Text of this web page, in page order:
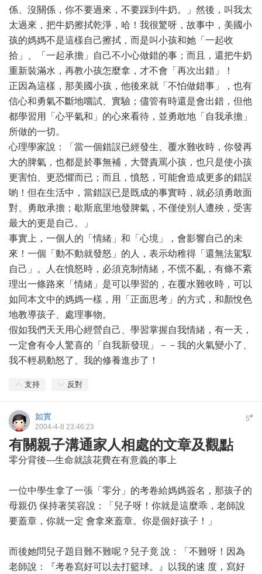
係、沒關係，你不要過來，不要踩到牛奶。」然後，叫我太
太過來，把牛奶擦拭乾淨，哈！我很驚呀，故事中，美國小
孩的媽媽不是這樣自己擦拭，而是叫小孩和她「一起收
拾」、「一起承擔」自己不小心做錯的事；而且，還把牛奶
重新裝滿水，再教小孩怎麼拿，才不會「再次出錯」！
正因為這樣，那美國小孩，他後來就「不怕做錯事」，也有
信心和勇氣不斷地嚐試、實驗；儘管有時還是會出錯，但他
都學習用「心平氣和」的心來看待，並勇敢地「自我承擔」
所做的一切。
心理學家說：「當一個錯誤已經發生、覆水難收時，你發再
大的脾氣，也都是於事無補，大聲責罵小孩，也只是使小孩
更害怕、更恐懼而已；而且，憤怒，可能會造成更多的錯誤
喲！但在生活中，當錯誤已是既成的事實時，就必須勇敢面
對、勇敢承擔；歇斯底里地發脾氣，不僅使別人遭殃，受害
最大的更是自己。」
事實上，一個人的「情緒」和「心境」，會影響自己的未
來！一個「動不動就發怒」的人，表示幼稚得「還無法駕馭
自己」。人在憤怒時，必須克制情緒，不慌不亂，有條不紊
理出一條路來「情緒」是可以學習的，在覆水難收時，可以
如同本文中的媽媽一樣，用「正面思考」的方式，和顏悅色
地教導孩子、處理事物。
假如我們天天用心經營自己、學習掌握自我情緒，有一天，
一定會有令人驚喜的「自我新發現」－－我的火氣變小了、
我不輕易動怒了、我的修養進步了！
支持 反對
5#
如實
2004-4-8 23:46:23
有關親子溝通家人相處的文章及觀點
零分背後---生命就該花費在有意義的事上
一位中學生拿了一張「零分」的考卷給媽媽簽名，那孩子的
母親仍 保持著笑容說：「兒子呀！你就是這麼乖，老師說
要蓋章，你就一定 會拿來蓋章。你是個好孩子！」
而後她問兒子題目難不難呢？兒子竟 說：「不難呀！因為
老師說：『考卷寫好可以去打籃球。』以我的速 度，寫好